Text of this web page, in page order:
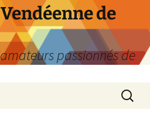
de
passionnés de